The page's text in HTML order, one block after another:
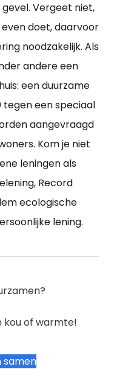
Vergeet niet,
doet, daarvoor
noodzakelijk. Als
andere een
een duurzame
tegen een speciaal
aangevraagd
Kom je niet
leningen als
Record
ecologische
lening.
kou of warmte!
samen